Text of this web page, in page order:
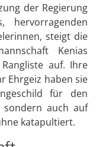
der Regierung
hervorragenden
steigt die
Kenias
auf. Ihre
Ehrgeiz haben sie
für den
sondern auch auf
katapultiert.